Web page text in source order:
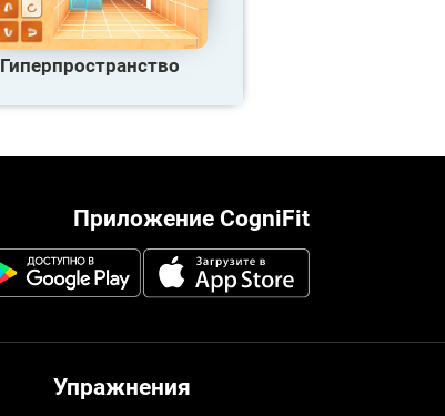
Гиперпространство
Приложение CogniFit
Упражнения